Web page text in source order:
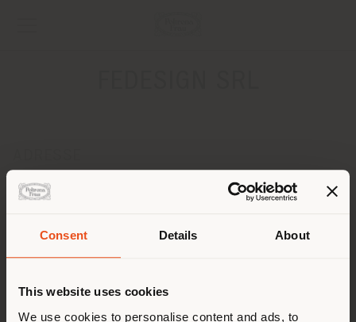
Consent Details About
This website uses cookies
We use cookies to personalise content and ads, to
PIAZZA DELLA VITTORIA 133R
GENOVA 16121
KONTAKTE
Telefon 010/5761011
EINEN TERMIN ANFRAGEN